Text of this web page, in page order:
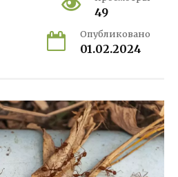
49
Опубликовано
01.02.2024